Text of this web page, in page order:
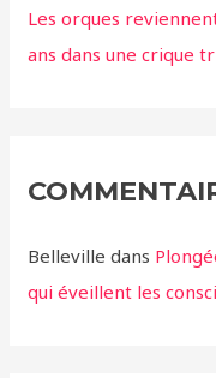
Les orques
ans dans une crique
Belleville dans
qui éveillent les